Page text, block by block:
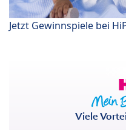
Jetzt Gewinnspiele bei
Viele